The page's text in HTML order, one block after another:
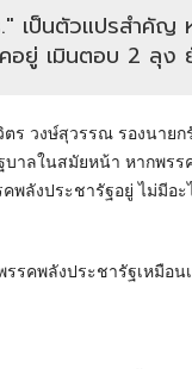
เป็นตัวแปรสำคัญ
อยู่ เมินตอบ 2 ลุง
ร วงษ์สุวรรณ รองนา
าลในสมัยหน้า หากพรร
ลังประชารัฐอยู่ ไม่มีอะ
รคพลังประชารัฐเหมือ